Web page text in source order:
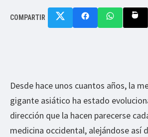
COMPARTIR
Desde hace unos cuantos años, la
gigante asiático ha estado
dirección que la hacen parecerse
medicina occidental, alejándose así